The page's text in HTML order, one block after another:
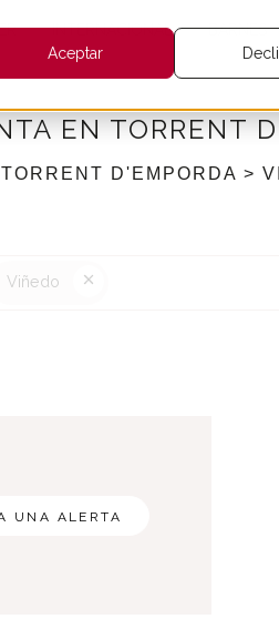
Aceptar
INTERNACIONAL BARNES
EN TORRENT
D'EMPORDA >
Viñedo
UNA ALERTA